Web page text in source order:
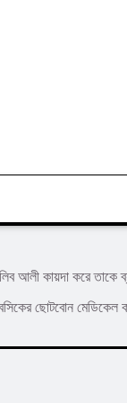
আলী কায়দা করে তাকে
ছােটবােন